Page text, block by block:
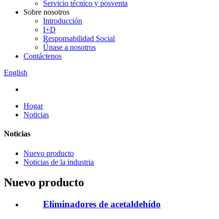
Servicio técnico y posventa
Sobre nosotros
Introducción
I+D
Responsabilidad Social
Únase a nosotros
Contáctenos
English
Hogar
Noticias
Noticias
Nuevo producto
Noticias de la industria
Nuevo producto
Eliminadores de acetaldehído